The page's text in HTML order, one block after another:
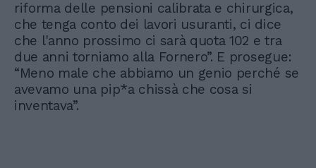
riforma delle pensioni calibrata e chirurgica,
che tenga conto dei lavori usuranti, ci dice
che l'anno prossimo ci sarà quota 102 e tra
due anni torniamo alla Fornero”. E prosegue:
“Meno male che abbiamo un genio perché se
avevamo una pip*a chissà che cosa si
inventava”.